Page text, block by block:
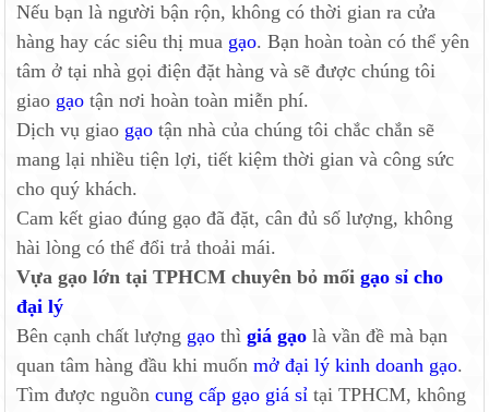
Nếu bạn là người bận rộn, không có thời gian ra cửa
hàng hay các siêu thị mua gạo. Bạn hoàn toàn có thể yên
tâm ở tại nhà gọi điện đặt hàng và sẽ được chúng tôi
giao gạo tận nơi hoàn toàn miễn phí.
Dịch vụ giao gạo tận nhà của chúng tôi chắc chắn sẽ
mang lại nhiều tiện lợi, tiết kiệm thời gian và công sức
cho quý khách.
Cam kết giao đúng gạo đã đặt, cân đủ số lượng, không
hài lòng có thể đổi trả thoải mái.
Vựa gạo lớn tại TPHCM chuyên bỏ mốigạo sỉ cho
đại lý
Bên cạnh chất lượng gạo thìgiá gạo là vần đề mà bạn
quan tâm hàng đầu khi muốnmở đại lý kinh doanh gạo.
Tìm được nguồncung cấp gạo giá sỉtại TPHCM, không